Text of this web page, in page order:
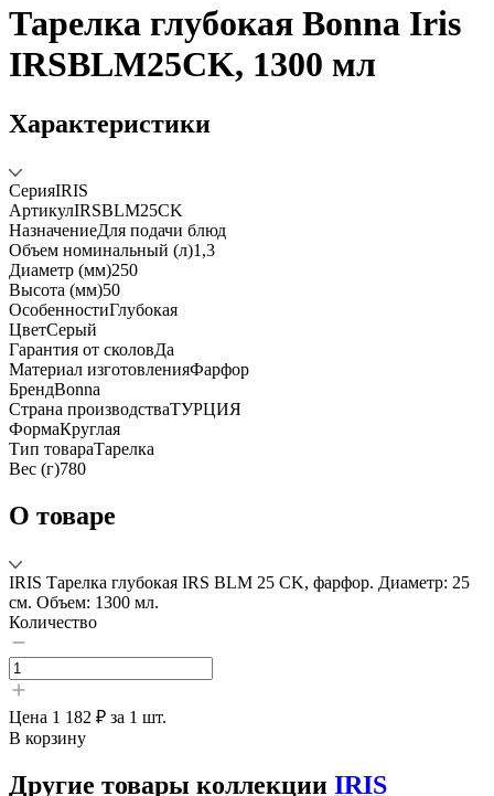
Тарелка глубокая Bonna Iris
IRSBLM25CK, 1300 мл
Характеристики
СерияIRIS
АртикулIRSBLM25CK
НазначениеДля подачи блюд
Объем номинальный (л)1,3
Диаметр (мм)250
Высота (мм)50
ОсобенностиГлубокая
ЦветСерый
Гарантия от сколовДа
Материал изготовленияФарфор
БрендBonna
Страна производстваТУРЦИЯ
ФормаКруглая
Тип товараТарелка
Вес (г)780
О товаре
IRIS Тарелка глубокая IRS BLM 25 CK, фарфор. Диаметр: 25
см. Объем: 1300 мл.
Количество
Цена 1 182 ₽ за 1 шт.
В корзину
Другие товары коллекции IRIS